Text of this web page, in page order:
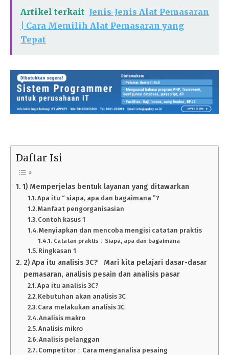
Artikel terkait Jenis-Jenis Alat Pemasaran
| Cara Memilih Alat Pemasaran yang
Tepat
Daftar Isi
1) Memperjelas bentuk layanan yang ditawarkan
Apa itu “ siapa, apa dan bagaimana ”?
Manfaat pengorganisasian
Contoh kasus 1
Menyiapkan dan mencoba mengisi catatan praktis
Catatan praktis：Siapa, apa dan bagaimana
Ringkasan 1
2) Apa itu analisis 3C? Mari kita pelajari dasar-dasar
pemasaran, analisis pesain dan analisis pasar
Apa itu analisis 3C?
Kebutuhan akan analisis 3C
Cara melakukan analisis 3C
Analisis makro
Analisis mikro
Analisis pelanggan
Competitor：Cara menganalisa pesaing